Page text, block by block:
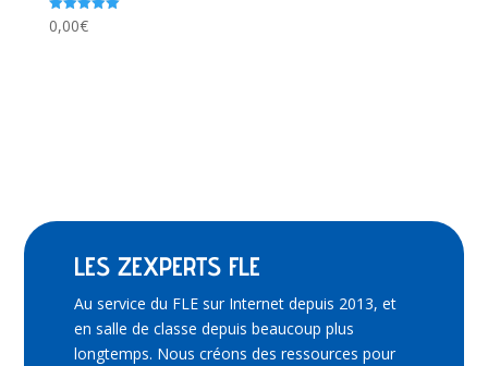
Note
5.00
0,00€
LES ZEXPERTS FLE
Au service du FLE sur Internet depuis 2013, et
en salle de classe depuis beaucoup plus
longtemps. Nous créons des ressources pour